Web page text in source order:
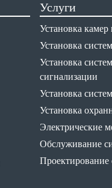
Услуги
Установка
Установка
Установка
сигнализации
Установка
Установка
Электрические
Обслуживание
Проектирование